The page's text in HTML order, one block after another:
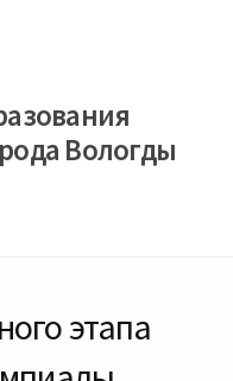
Вологды
этапа